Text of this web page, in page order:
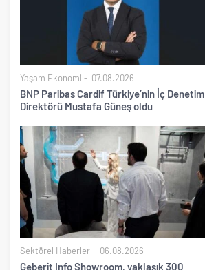
Yaşam Ekonomi 07.08.2026
BNP Paribas Cardif Türkiye’nin İç Denetim
Direktörü Mustafa Güneş oldu
Sektörel Haberler 06.08.2026
Geberit Info Showroom, yaklaşık 300